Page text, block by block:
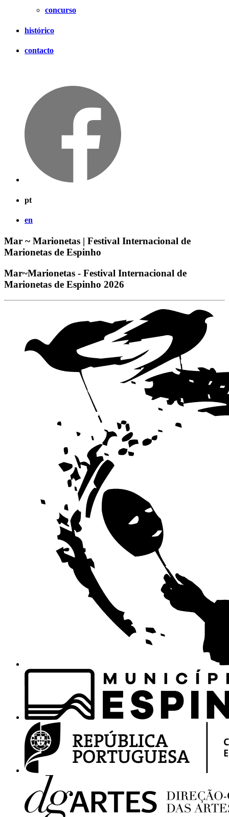
concurso
histórico
contacto
pt
en
Mar ~ Marionetas | Festival Internacional de
Marionetas de Espinho
Mar~Marionetas - Festival Internacional de
Marionetas de Espinho 2026